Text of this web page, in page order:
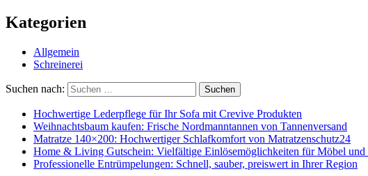
Kategorien
Allgemein
Schreinerei
Suchen nach: Suchen
Hochwertige Lederpflege für Ihr Sofa mit Crevive Produkten
Weihnachtsbaum kaufen: Frische Nordmanntannen von Tannenversand
Matratze 140×200: Hochwertiger Schlafkomfort von Matratzenschutz24
Home & Living Gutschein: Vielfältige Einlösemöglichkeiten für Möbel und
Professionelle Entrümpelungen: Schnell, sauber, preiswert in Ihrer Region